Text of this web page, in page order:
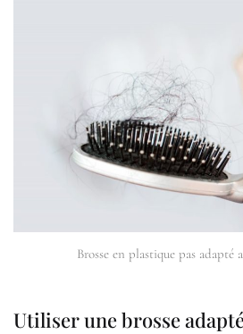
Brosse en plastique pas adapté
Utiliser une brosse